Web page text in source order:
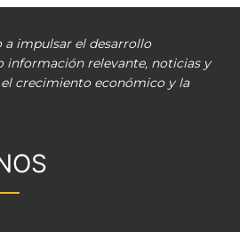
impulsar el desarrollo
información relevante, noticias y
crecimiento económico y la